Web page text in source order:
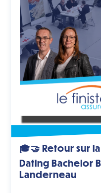
🎓🤝 Retour sur
Dating Bachelor
Landerneau